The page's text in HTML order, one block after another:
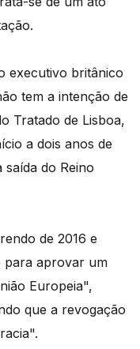
executivo britânico
tem a intenção de
Tratado de Lisboa,
a dois anos de
do Reino
de 2016 e
para aprovar um
Europeia",
que a revogação